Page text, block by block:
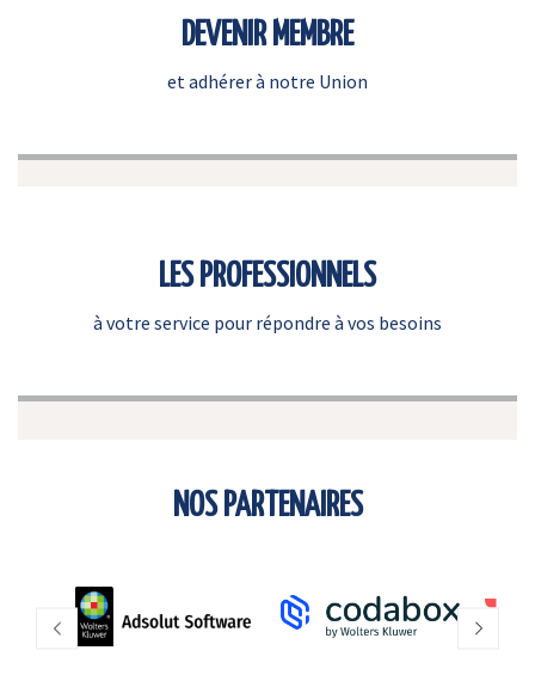
DEVENIR MEMBRE
et adhérer à notre Union
LES PROFESSIONNELS
à votre service pour répondre à vos besoins
NOS PARTENAIRES